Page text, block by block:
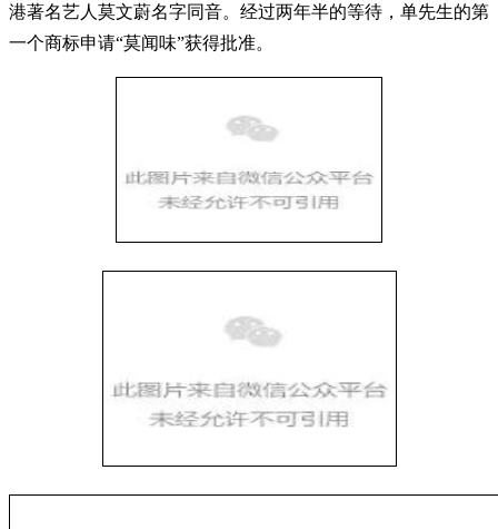
港著名艺人莫文蔚名字同音。经过两年半的等待，单先生的第
一个商标申请“莫闻味”获得批准。